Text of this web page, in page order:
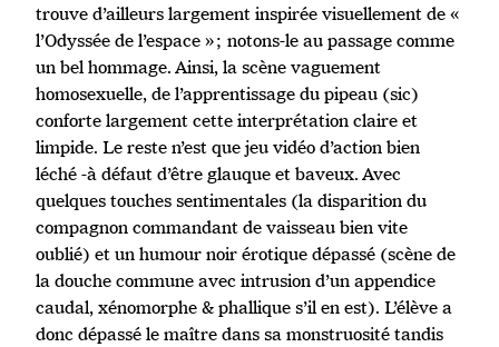
trouve d’ailleurs largement inspirée visuellement de «
l’Odyssée de l’espace »; notons-le au passage comme
un bel hommage. Ainsi, la scène vaguement
homosexuelle, de l’apprentissage du pipeau (sic)
conforte largement cette interprétation claire et
limpide. Le reste n’est que jeu vidéo d’action bien
léché -à défaut d’être glauque et baveux. Avec
quelques touches sentimentales (la disparition du
compagnon commandant de vaisseau bien vite
oublié) et un humour noir érotique dépassé (scène de
la douche commune avec intrusion d’un appendice
caudal, xénomorphe & phallique s’il en est). L’élève a
donc dépassé le maître dans sa monstruosité tandis